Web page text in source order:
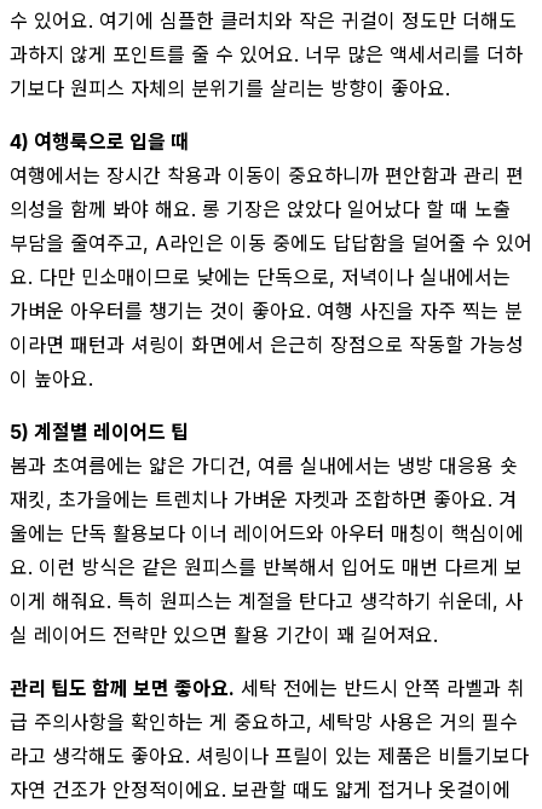
수 있어요. 여기에 심플한 클러치와 작은 귀걸이 정도만 더해도
과하지 않게 포인트를 줄 수 있어요. 너무 많은 액세서리를 더하
기보다 원피스 자체의 분위기를 살리는 방향이 좋아요.
4) 여행룩으로 입을 때
여행에서는 장시간 착용과 이동이 중요하니까 편안함과 관리 편
의성을 함께 봐야 해요. 롱 기장은 앉았다 일어났다 할 때 노출
부담을 줄여주고, A라인은 이동 중에도 답답함을 덜어줄 수 있어
요. 다만 민소매이므로 낮에는 단독으로, 저녁이나 실내에서는
가벼운 아우터를 챙기는 것이 좋아요. 여행 사진을 자주 찍는 분
이라면 패턴과 셔링이 화면에서 은근히 장점으로 작동할 가능성
이 높아요.
5) 계절별 레이어드 팁
봄과 초여름에는 얇은 가디건, 여름 실내에서는 냉방 대응용 숏
재킷, 초가을에는 트렌치나 가벼운 자켓과 조합하면 좋아요. 겨
울에는 단독 활용보다 이너 레이어드와 아우터 매칭이 핵심이에
요. 이런 방식은 같은 원피스를 반복해서 입어도 매번 다르게 보
이게 해줘요. 특히 원피스는 계절을 탄다고 생각하기 쉬운데, 사
실 레이어드 전략만 있으면 활용 기간이 꽤 길어져요.
관리 팁도 함께 보면 좋아요. 세탁 전에는 반드시 안쪽 라벨과 취
급 주의사항을 확인하는 게 중요하고, 세탁망 사용은 거의 필수
라고 생각해도 좋아요. 셔링이나 프릴이 있는 제품은 비틀기보다
자연 건조가 안정적이에요. 보관할 때도 얇게 접거나 옷걸이에